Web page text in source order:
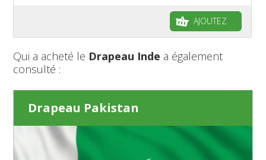
AJOUTEZ
Qui a acheté le Drapeau Inde a également
consulté :
Drapeau Pakistan